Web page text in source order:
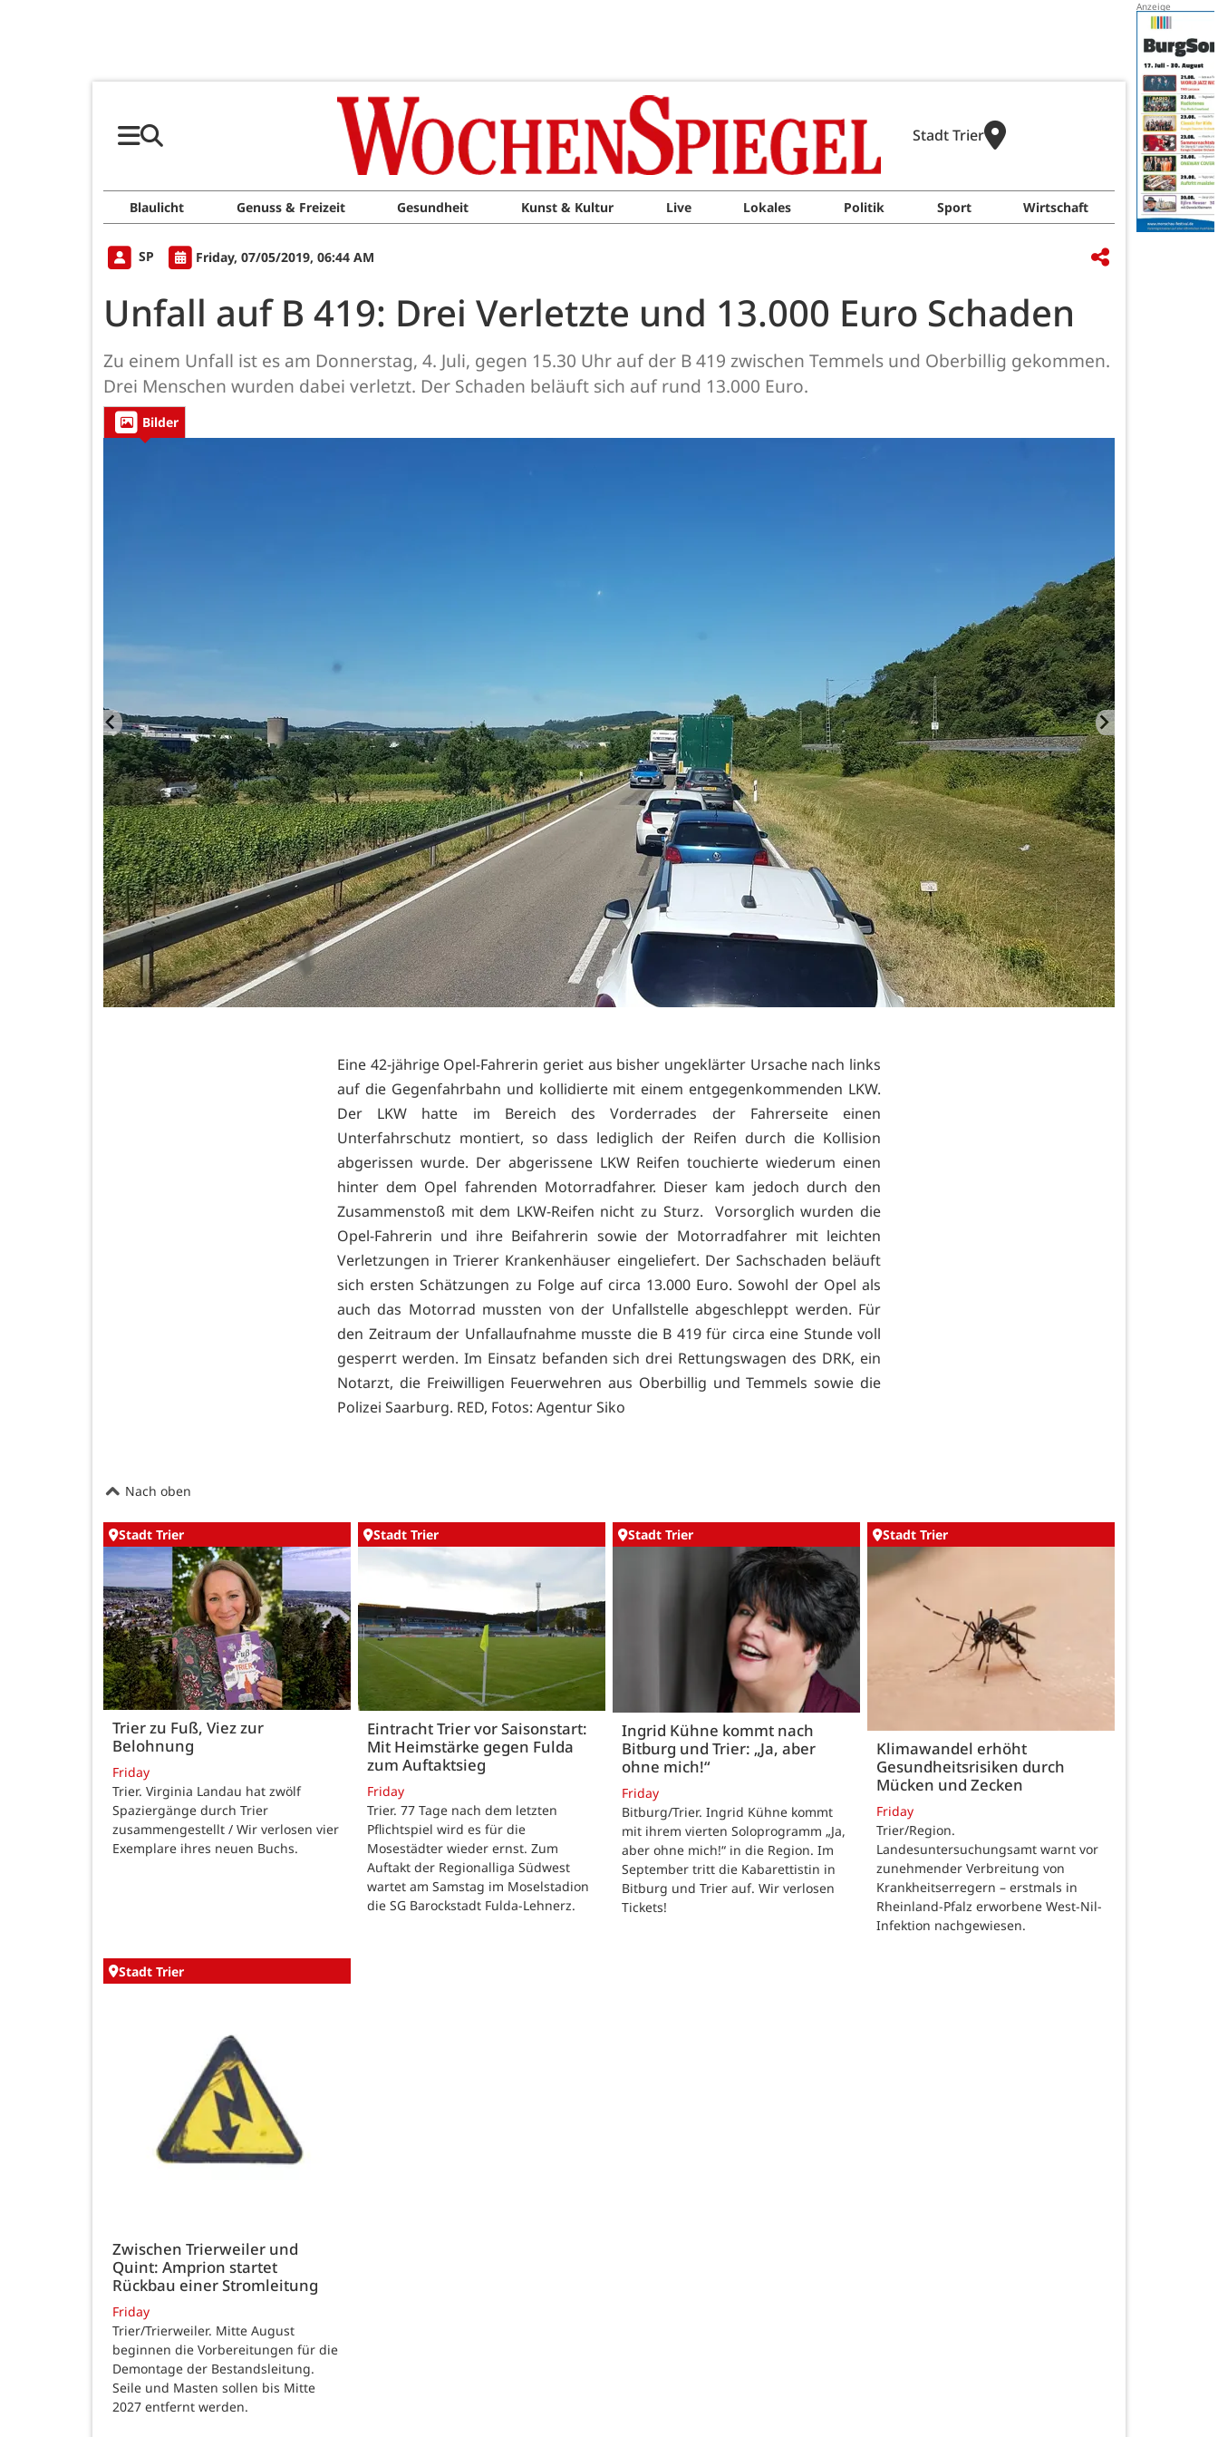
Stadt Trier
Blaulicht Genuss & Freizeit Gesundheit Kunst & Kultur Live Lokales Politik Sport Wirtschaft
SP Friday, 07/05/2019, 06:44 AM
Unfall auf B 419: Drei Verletzte und 13.000 Euro Schaden
Zu einem Unfall ist es am Donnerstag, 4. Juli, gegen 15.30 Uhr auf der B 419 zwischen Temmels und Oberbillig gekommen.
Drei Menschen wurden dabei verletzt. Der Schaden beläuft sich auf rund 13.000 Euro.
Bilder
Eine 42-jährige Opel-Fahrerin geriet aus bisher ungeklärter Ursache nach links
auf die Gegenfahrbahn und kollidierte mit einem entgegenkommenden LKW.
Der LKW hatte im Bereich des Vorderrades der Fahrerseite einen
Unterfahrschutz montiert, so dass lediglich der Reifen durch die Kollision
abgerissen wurde. Der abgerissene LKW Reifen touchierte wiederum einen
hinter dem Opel fahrenden Motorradfahrer. Dieser kam jedoch durch den
Zusammenstoß mit dem LKW-Reifen nicht zu Sturz. Vorsorglich wurden die
Opel-Fahrerin und ihre Beifahrerin sowie der Motorradfahrer mit leichten
Verletzungen in Trierer Krankenhäuser eingeliefert. Der Sachschaden beläuft
sich ersten Schätzungen zu Folge auf circa 13.000 Euro. Sowohl der Opel als
auch das Motorrad mussten von der Unfallstelle abgeschleppt werden. Für
den Zeitraum der Unfallaufnahme musste die B 419 für circa eine Stunde voll
gesperrt werden. Im Einsatz befanden sich drei Rettungswagen des DRK, ein
Notarzt, die Freiwilligen Feuerwehren aus Oberbillig und Temmels sowie die
Polizei Saarburg. RED, Fotos: Agentur Siko
Nach oben
Stadt Trier
Trier zu Fuß, Viez zur
Belohnung
Friday
Trier. Virginia Landau hat zwölf
Spaziergänge durch Trier
zusammengestellt / Wir verlosen vier
Exemplare ihres neuen Buchs.
Stadt Trier
Eintracht Trier vor Saisonstart:
Mit Heimstärke gegen Fulda
zum Auftaktsieg
Friday
Trier. 77 Tage nach dem letzten
Pflichtspiel wird es für die
Mosestädter wieder ernst. Zum
Auftakt der Regionalliga Südwest
wartet am Samstag im Moselstadion
die SG Barockstadt Fulda-Lehnerz.
Stadt Trier
Ingrid Kühne kommt nach
Bitburg und Trier: „Ja, aber
ohne mich!“
Friday
Bitburg/Trier. Ingrid Kühne kommt
mit ihrem vierten Soloprogramm „Ja,
aber ohne mich!“ in die Region. Im
September tritt die Kabarettistin in
Bitburg und Trier auf. Wir verlosen
Tickets!
Stadt Trier
Klimawandel erhöht
Gesundheitsrisiken durch
Mücken und Zecken
Friday
Trier/Region.
Landesuntersuchungsamt warnt vor
zunehmender Verbreitung von
Krankheitserregern – erstmals in
Rheinland-Pfalz erworbene West-Nil-
Infektion nachgewiesen.
Stadt Trier
Zwischen Trierweiler und
Quint: Amprion startet
Rückbau einer Stromleitung
Friday
Trier/Trierweiler. Mitte August
beginnen die Vorbereitungen für die
Demontage der Bestandsleitung.
Seile und Masten sollen bis Mitte
2027 entfernt werden.